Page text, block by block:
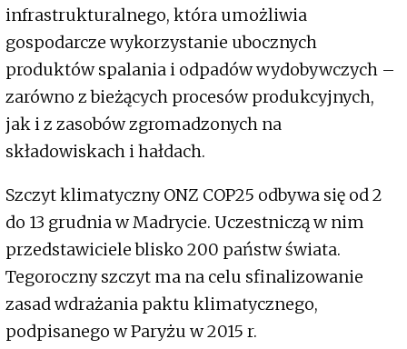
infrastrukturalnego, która umożliwia
gospodarcze wykorzystanie ubocznych
produktów spalania i odpadów wydobywczych –
zarówno z bieżących procesów produkcyjnych,
jak i z zasobów zgromadzonych na
składowiskach i hałdach.
Szczyt klimatyczny ONZ COP25 odbywa się od 2
do 13 grudnia w Madrycie. Uczestniczą w nim
przedstawiciele blisko 200 państw świata.
Tegoroczny szczyt ma na celu sfinalizowanie
zasad wdrażania paktu klimatycznego,
podpisanego w Paryżu w 2015 r.